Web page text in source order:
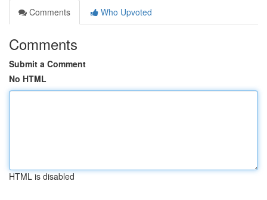
Comments
Who Upvoted
Comments
Submit a Comment
No HTML
HTML is disabled